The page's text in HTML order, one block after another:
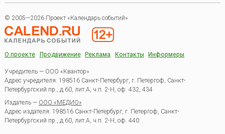
© 2005—2026 Проект «Календарь событий»
О проекте Продвижение Реклама Контакты Информеры
Учредитель — ООО «Квантор»
Адрес учредителя: 198516 Санкт-Петербург, г. Петергоф, Санкт-
Петербургский пр., д.60, лит.А, ч.п. 2-Н, оф. 432, 434
Издатель — ООО «МЕДИО»
Адрес издателя: 198516 Санкт-Петербург, г. Петергоф, Санкт-
Петербургский пр., д.60, лит.А, ч.п. 2-Н, оф. 440